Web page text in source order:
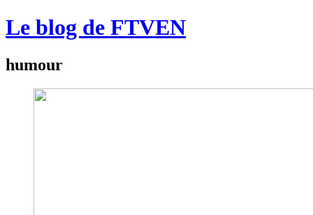
Le blog de FTVEN
humour